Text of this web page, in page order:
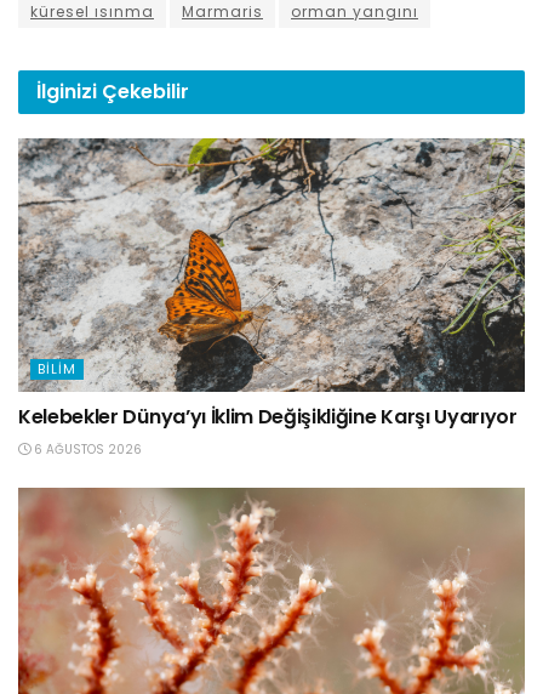
küresel ısınma
Marmaris orman yangını
İlginizi Çekebilir
BILIM
Kelebekler Dünya’yı İklim Değişikliğine Karşı Uyarıyor
6 AĞUSTOS 2026